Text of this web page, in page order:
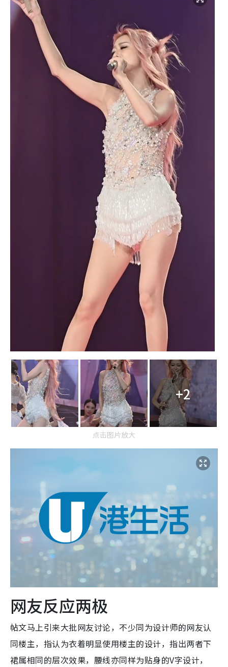
+2
点击图片放大
网友反应两极
帖文马上引来大批网友讨论，不少同为设计师的网友认
同楼主，指认为衣着明显使用楼主的设计，指出两者下
裙属相同的层次效果，腰线亦同样为贴身的V字设计，